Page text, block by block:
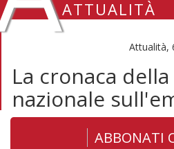
ATTUALITÀ
Attualità,
La cronaca
nazionale
ABBONATI